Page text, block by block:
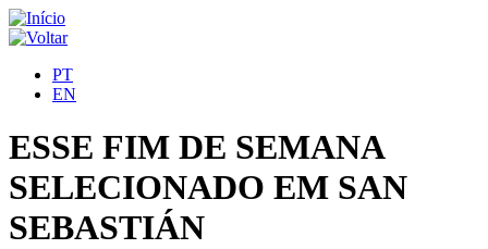
PT
EN
ESSE FIM DE SEMANA
SELECIONADO EM SAN
SEBASTIÁN